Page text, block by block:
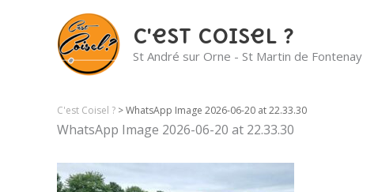
C'est Coisel ?
St André sur Orne - St Martin de Fontenay
C'est Coisel ? >WhatsApp Image 2026-06-20 at 22.33.30
WhatsApp Image 2026-06-20 at 22.33.30